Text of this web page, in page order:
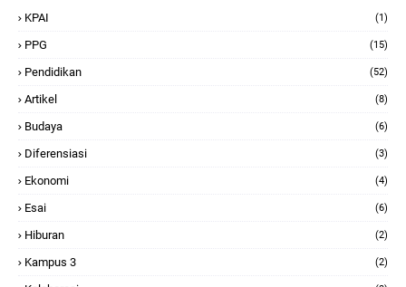
KPAI (1)
PPG (15)
Pendidikan (52)
Artikel (8)
Budaya (6)
Diferensiasi (3)
Ekonomi (4)
Esai (6)
Hiburan (2)
Kampus 3 (2)